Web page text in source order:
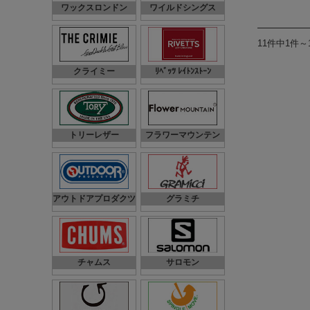
11件中1件
ワックスロンドン ワイルドシングス
クライミー ﾘﾍﾞｯﾂ ﾚｲﾄﾝｽﾄｰﾝ
トリーレザー フラワーマウンテン
アウトドアプロダクツ グラミチ
チャムス サロモン